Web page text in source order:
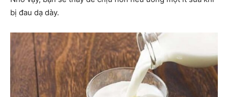
bị đau dạ dày.